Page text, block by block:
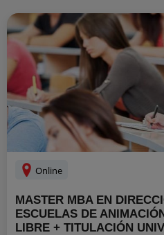
Online
MASTER MBA EN
ESCUELAS DE
LIBRE + TITULACIÓN